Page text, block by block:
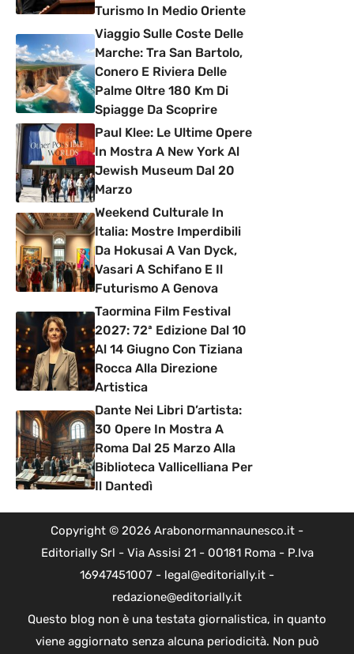
Turismo In Medio Oriente
Viaggio Sulle Coste Delle
Marche: Tra San Bartolo,
Conero E Riviera Delle
Palme Oltre 180 Km Di
Spiagge Da Scoprire
Paul Klee: Le Ultime Opere
In Mostra A New York Al
Jewish Museum Dal 20
Marzo
Weekend Culturale In
Italia: Mostre Imperdibili
Da Hokusai A Van Dyck,
Vasari A Schifano E Il
Futurismo A Genova
Taormina Film Festival
2027: 72ª Edizione Dal 10
Al 14 Giugno Con Tiziana
Rocca Alla Direzione
Artistica
Dante Nei Libri D’artista:
30 Opere In Mostra A
Roma Dal 25 Marzo Alla
Biblioteca Vallicelliana Per
Il Dantedì
Copyright © 2026 Arabonormannaunesco.it -
Editorially Srl - Via Assisi 21 - 00181 Roma - P.Iva
16947451007 - legal@editorially.it -
redazione@editorially.it
Questo blog non è una testata giornalistica, in quanto
viene aggiornato senza alcuna periodicità. Non può